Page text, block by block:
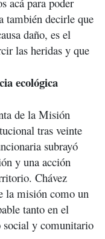
también decirle que
daño, es el
las heridas y que
ecológica
de la Misión
tras veinte
subrayó
y una acción
Chávez
la misión como un
tanto en el
social y comunitario